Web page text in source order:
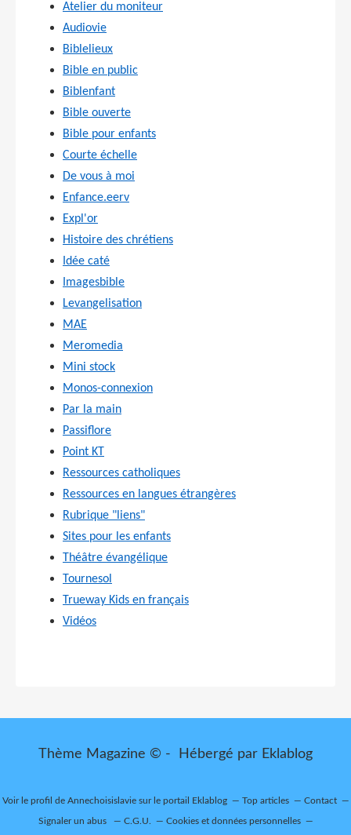
Atelier du moniteur
Audiovie
Biblelieux
Bible en public
Biblenfant
Bible ouverte
Bible pour enfants
Courte échelle
De vous à moi
Enfance.eerv
Expl'or
Histoire des chrétiens
Idée caté
Imagesbible
Levangelisation
MAE
Meromedia
Mini stock
Monos-connexion
Par la main
Passiflore
Point KT
Ressources catholiques
Ressources en langues étrangères
Rubrique "liens"
Sites pour les enfants
Théâtre évangélique
Tournesol
Trueway Kids en français
Vidéos
Thème Magazine © - Hébergé par Eklablog
Voir le profil de Annechoisislaviesur le portail Eklablog Top articles Contact
Signaler un abus C.G.U. Cookies et données personnelles